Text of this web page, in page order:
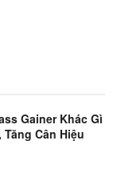
Gainer Khác Gì
Cân Hiệu